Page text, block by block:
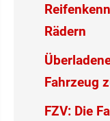
Rädern
Fahrzeug
FZV: Die